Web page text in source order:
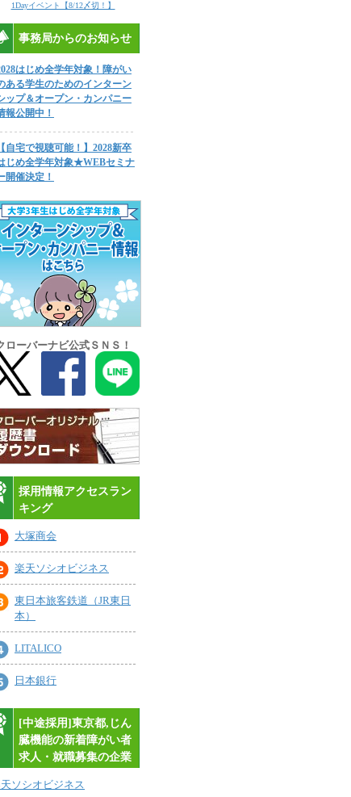
1Dayイベント【8/12〆切！】
事務局からのお知らせ
はじめ全学年対象！障がい
ある学生のためのインターン
ップ＆オープン・カンパニー
報公開中！
【自宅で視聴可能！】2028新卒
じめ全学年対象★WEBセミナ
開催決定！
ローバーナビ公式ＳＮＳ！
採用情報アクセスラン
キング
大塚商会
楽天ソシオビジネス
東日本旅客鉄道（JR東日
本）
LITALICO
日本銀行
[中途採用]東京都,じん
臓機能の新着障がい者
求人・就職募集の企業
ソシオビジネス